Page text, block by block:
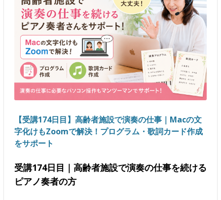
【受講174日目】高齢者施設で演奏の仕事｜Macの文
字化けもZoomで解決！プログラム・歌詞カード作成
をサポート
受講174日目｜高齢者施設で演奏の仕事を続ける
ピアノ奏者の方